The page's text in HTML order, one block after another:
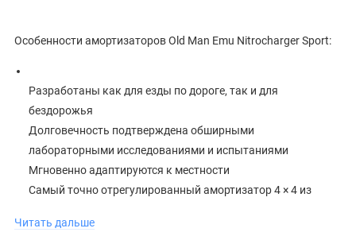
Особенности амортизаторов Old Man Emu Nitrocharger Sport:
Разработаны как для езды по дороге, так и для
бездорожья
Долговечность подтверждена обширными
лабораторными исследованиями и испытаниями
Мгновенно адаптируются к местности
Самый точно отрегулированный амортизатор 4 × 4 из
Значительно улучшенное управление на низких и высоких
Читать дальше